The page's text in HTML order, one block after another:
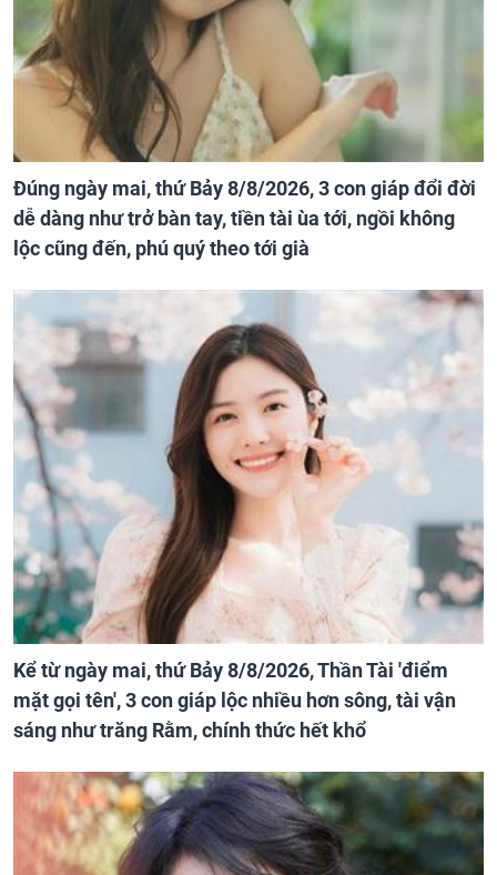
Đúng ngày mai, thứ Bảy 8/8/2026, 3 con giáp đổi đời
dễ dàng như trở bàn tay, tiền tài ùa tới, ngồi không
lộc cũng đến, phú quý theo tới già
Kể từ ngày mai, thứ Bảy 8/8/2026, Thần Tài 'điểm
mặt gọi tên', 3 con giáp lộc nhiều hơn sông, tài vận
sáng như trăng Rằm, chính thức hết khổ